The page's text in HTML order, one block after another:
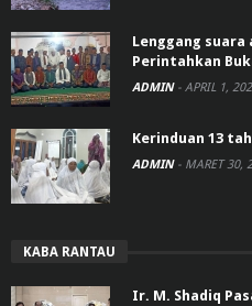
Lenggang suara
Perintahkan
ADMIN - APRIL 1,
Kerinduan 13
ADMIN - MARET 30,
KABA RANTAU
Ir. M. Shadiq